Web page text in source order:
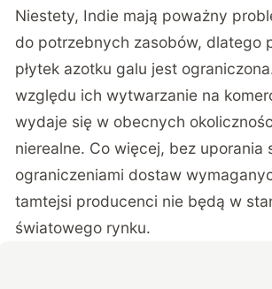
Niestety, Indie mają poważny
do potrzebnych zasobów, dlatego
płytek azotku galu jest
względu ich wytwarzanie na
wydaje się w obecnych
nierealne. Co więcej, bez uporania
ograniczeniami dostaw
tamtejsi producenci nie będą w
światowego rynku.